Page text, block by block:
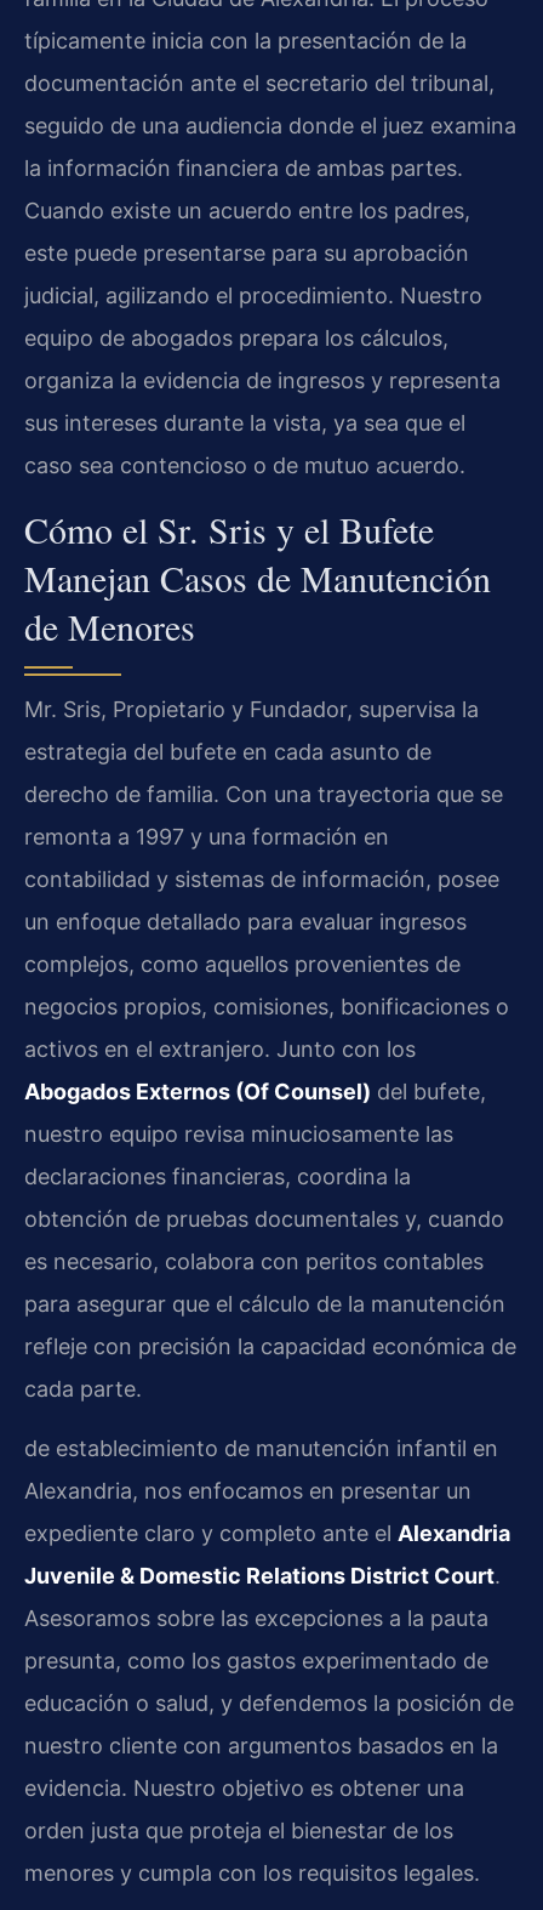
típicamente inicia con la presentación de la
documentación ante el secretario del tribunal,
seguido de una audiencia donde el juez examina
la información financiera de ambas partes.
Cuando existe un acuerdo entre los padres,
este puede presentarse para su aprobación
judicial, agilizando el procedimiento. Nuestro
equipo de abogados prepara los cálculos,
organiza la evidencia de ingresos y representa
sus intereses durante la vista, ya sea que el
caso sea contencioso o de mutuo acuerdo.
Cómo el Sr. Sris y el Bufete
Manejan Casos de Manutención
de Menores
Mr. Sris, Propietario y Fundador, supervisa la
estrategia del bufete en cada asunto de
derecho de familia. Con una trayectoria que se
remonta a 1997 y una formación en
contabilidad y sistemas de información, posee
un enfoque detallado para evaluar ingresos
complejos, como aquellos provenientes de
negocios propios, comisiones, bonificaciones o
activos en el extranjero. Junto con los
Abogados Externos (Of Counsel) del bufete,
nuestro equipo revisa minuciosamente las
declaraciones financieras, coordina la
obtención de pruebas documentales y, cuando
es necesario, colabora con peritos contables
para asegurar que el cálculo de la manutención
refleje con precisión la capacidad económica de
cada parte.
de establecimiento de manutención infantil en
Alexandria, nos enfocamos en presentar un
expediente claro y completo ante el Alexandria
Juvenile & Domestic Relations District Court.
Asesoramos sobre las excepciones a la pauta
presunta, como los gastos experimentado de
educación o salud, y defendemos la posición de
nuestro cliente con argumentos basados en la
evidencia. Nuestro objetivo es obtener una
orden justa que proteja el bienestar de los
menores y cumpla con los requisitos legales.